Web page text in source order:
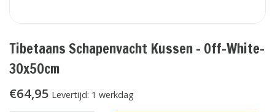
Tibetaans Schapenvacht Kussen - Off-White-
30x50cm
€64,95 Levertijd: 1 werkdag